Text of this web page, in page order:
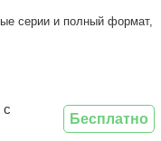
серии и полный формат,
с
Бесплатно